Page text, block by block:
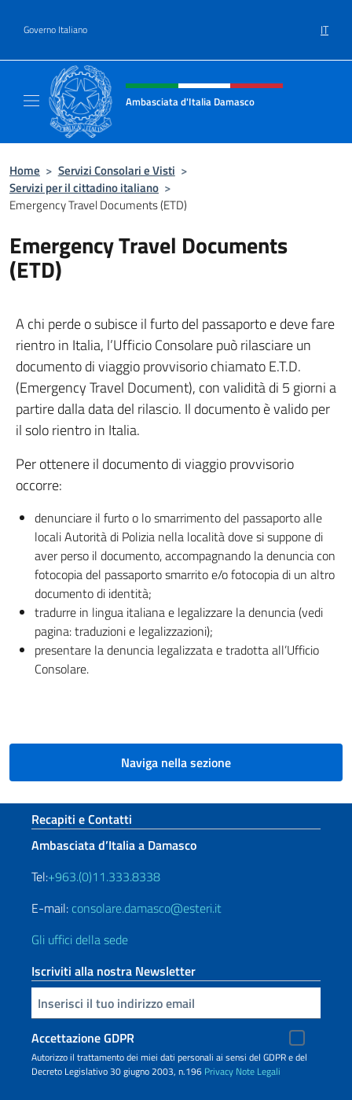
Governo Italiano IT
Intestazione sito, social e menù
Ambasciata d'Italia Damasco
Home > Servizi Consolari e Visti >
Servizi per il cittadino italiano >
Emergency Travel Documents (ETD)
Emergency Travel Documents
(ETD)
A chi perde o subisce il furto del passaporto e deve fare
rientro in Italia, l’Ufficio Consolare può rilasciare un
documento di viaggio provvisorio chiamato E.T.D.
(Emergency Travel Document), con validità di 5 giorni a
partire dalla data del rilascio. Il documento è valido per
il solo rientro in Italia.
Per ottenere il documento di viaggio provvisorio
occorre:
denunciare il furto o lo smarrimento del passaporto alle
locali Autorità di Polizia nella località dove si suppone di
aver perso il documento, accompagnando la denuncia con
fotocopia del passaporto smarrito e/o fotocopia di un altro
documento di identità;
tradurre in lingua italiana e legalizzare la denuncia (vedi
pagina: traduzioni e legalizzazioni);
presentare la denuncia legalizzata e tradotta all’Ufficio
Consolare.
Naviga nella sezione
Sezione footer
Recapiti e Contatti
Ambasciata d’Italia a Damasco
Tel:+963.(0)11.333.8338
E-mail: consolare.damasco@esteri.it
Gli uffici della sede
Iscriviti alla nostra Newsletter
Inserisci la tua email
Accettazione GDPR
Autorizzo il trattamento dei miei dati personali ai sensi del GDPR e del
Decreto Legislativo 30 giugno 2003, n.196 Privacy Note Legali